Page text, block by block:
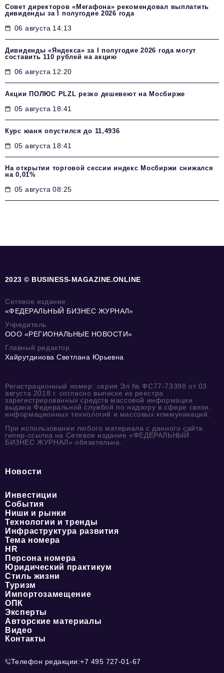
Совет директоров «Мегафона» рекомендовал выплатить
дивиденды за I полугодие 2026 года
06 августа 14:13
Дивиденды «Яндекса» за I полугодие 2026 года могут
составить 110 рублей на акцию
06 августа 12:20
Акции ПОЛЮС PLZL резко дешевеют на Мосбирже
05 августа 18:41
Курс юаня опустился до 11,4936
05 августа 18:41
На открытии торговой сессии индекс Мосбиржи снижался
на 0,01%
05 августа 08:25
2023 © BUSINESS-MAGAZINE.ONLINE
Сетевое издание
«ФЕДЕРАЛЬНЫЙ БИЗНЕС ЖУРНАЛ»
Учредитель
ООО «РЕГИОНАЛЬНЫЕ НОВОСТИ»
Главный редактор
Хайрутдинова Светлана Юрьевна
Регистрационный номер: серия Эл № ФС77-73398 от 03
августа 2018 г. согласно выписке из реестра
зарегистрированных средств массовой информации
выдана Федеральной службой по надзору в сфере связи,
информационных технологий и массовых коммуникаций.
При использовании любого материала с данного сайта
гипер-ссылка на Сетевое издание «ФЕДЕРАЛЬНЫЙ
БИЗНЕС ЖУРНАЛ» обязательна.
Новости
Инвестиции
События
Ниши и рынки
Технологии и тренды
Инфраструктура развития
Тема номера
HR
Персона номера
Юридический практикум
Стиль жизни
Туризм
Импортозамещение
ОПК
Эксперты
Авторские материалы
Видео
Контакты
Телефон редакции:+7 495 727-01-67